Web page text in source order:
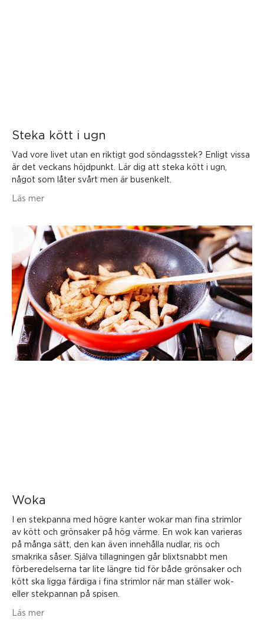
Steka kött i ugn
Vad vore livet utan en riktigt god söndagsstek? Enligt vissa
är det veckans höjdpunkt. Lär dig att steka kött i ugn,
något som låter svårt men är busenkelt.
Läs mer
Woka
I en stekpanna med högre kanter wokar man fina strimlor
av kött och grönsaker på hög värme. En wok kan varieras
på många sätt, den kan även innehålla nudlar, ris och
smakrika såser. Själva tillagningen går blixtsnabbt men
förberedelserna tar lite längre tid för både grönsaker och
kött ska ligga färdiga i fina strimlor när man ställer wok-
eller stekpannan på spisen.
Läs mer